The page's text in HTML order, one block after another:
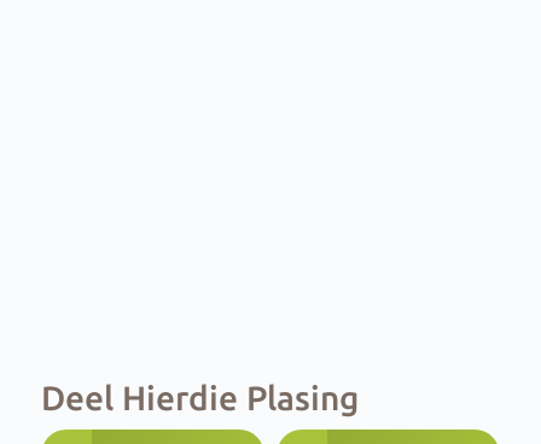
Deel Hierdie Plasing